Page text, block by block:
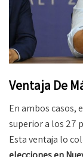
Ventaja De
En ambos casos,
superior a los 27
Esta ventaja lo